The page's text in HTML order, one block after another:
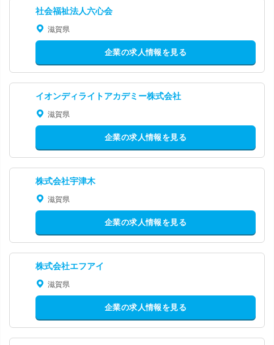
社会福祉法人六心会
滋賀県
企業の求人情報を見る
イオンディライトアカデミー株式会社
滋賀県
企業の求人情報を見る
株式会社宇津木
滋賀県
企業の求人情報を見る
株式会社エフアイ
滋賀県
企業の求人情報を見る